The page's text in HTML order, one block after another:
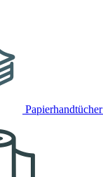
Papierhandtücher